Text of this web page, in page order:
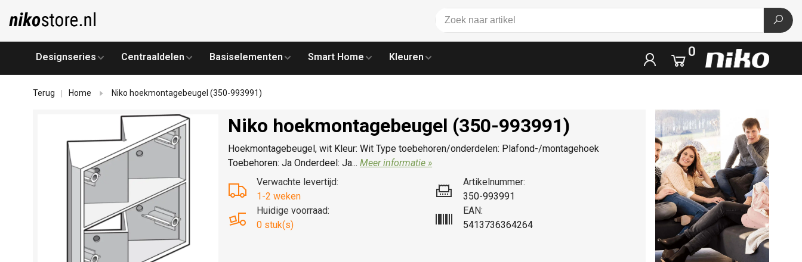
Designseries Centraaldelen Basiselementen Smart Home Kleuren 0
Terug Home Niko hoekmontagebeugel (350-993991)
Niko hoekmontagebeugel (350-993991)
Hoekmontagebeugel, wit Kleur: Wit Type toebehoren/onderdelen: Plafond-/montagehoek
Toebehoren: Ja Onderdeel: Ja...Meer informatie »
Verwachte levertijd:
1-2 weken
Huidige voorraad:
0 stuk(s)
Artikelnummer:
350-993991
EAN:
5413736364264